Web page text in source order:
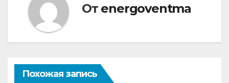
От energoventma
Похожая запись